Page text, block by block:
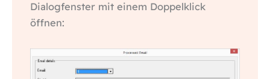
Dialogfenster mit einem Doppelklick
öffnen: